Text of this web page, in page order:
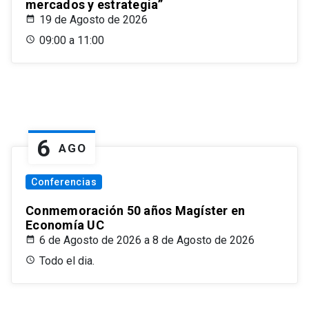
mercados y estrategia”
19 de Agosto de 2026
09:00 a 11:00
6 AGO
Conferencias
Conmemoración 50 años Magíster en
Economía UC
6 de Agosto de 2026 a 8 de Agosto de 2026
Todo el dia.